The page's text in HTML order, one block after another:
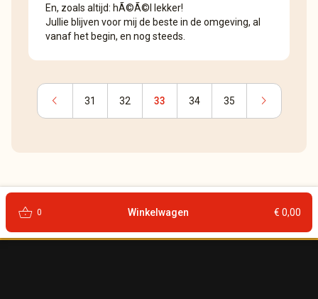
En, zoals altijd: hÃ©Ã©l lekker!
Jullie blijven voor mij de beste in de omgeving, al
vanaf het begin, en nog steeds.
chevron_left 31 32 33 34 35 chevron_right
shopping_basket 0 Winkelwagen € 0,00